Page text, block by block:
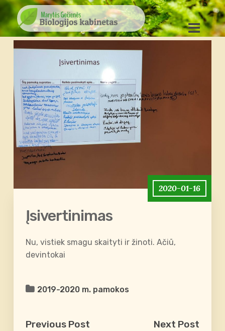
2020-01-16
Įsivertinimas
Nu, vistiek smagu skaityti ir žinoti. Ačiū,
devintokai
2019-2020 m. pamokos
Previous Post
Next Post